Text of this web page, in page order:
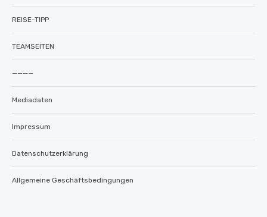
REISE-TIPP
TEAMSEITEN
————
Mediadaten
Impressum
Datenschutzerklärung
Allgemeine Geschäftsbedingungen